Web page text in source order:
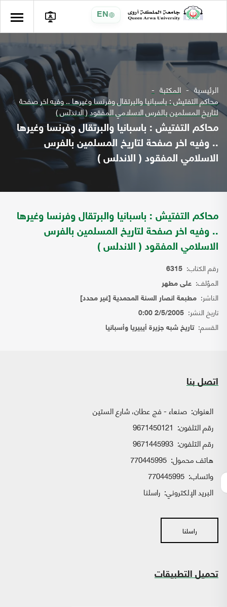
EN
الرئيسية المكتبة
محاكم التفتيش : باسبانيا والبرتقال وفرنسا وغيرها .. وفيه اخر صفحة
لتاريخ المسلمين بالفرس الاسلامي المفقود ( الاندلس )
محاكم التفتيش : باسبانيا والبرتقال وفرنسا وغيرها
.. وفيه اخر صفحة لتاريخ المسلمين بالفرس
الاسلامي المفقود ( الاندلس )
محاكم التفتيش : باسبانيا والبرتقال وفرنسا وغيرها
.. وفيه اخر صفحة لتاريخ المسلمين بالفرس
الاسلامي المفقود ( الاندلس )
رقم الكتاب: 6315
المؤلف: على مطهر
الناشر: مطبعة انصار السنة المحمدية [غير محدد]
تاريخ النشر: 2/5/2005 0:00
القسم:تاريخ شبه جزيرة أيبيريا وأسبانيا
اتصل بنا
العنوان: صنعاء - فج عطان، شارع الستين
رقم التلفون: 9671450121
رقم التلفون: 9671445993
هاتف محمول: 770445995
واتساب:
البريد الإلكتروني: راسلنا
راسلنا
تحميل التطبيقات